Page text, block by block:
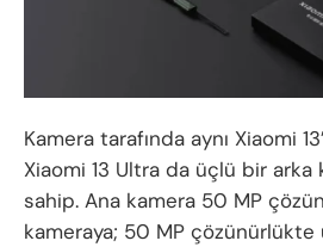
Kamera tarafında aynı Xiaomi
Xiaomi 13 Ultra da üçlü bir
sahip. Ana kamera 50 MP
kameraya; 50 MP çözünürlükte